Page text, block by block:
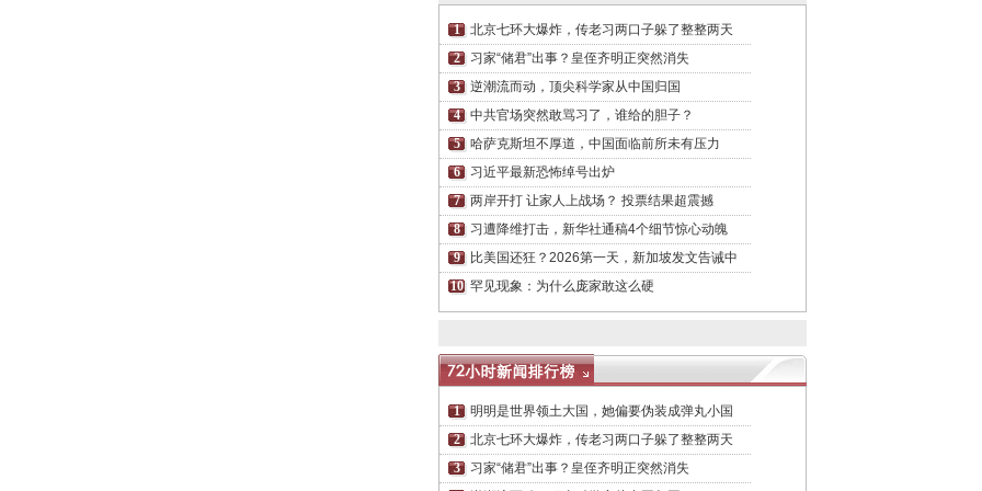
北京七环大爆炸，传老习两口子躲了整整两天
习家“储君”出事？皇侄齐明正突然消失
逆潮流而动，顶尖科学家从中国归国
中共官场突然敢骂习了，谁给的胆子？
哈萨克斯坦不厚道，中国面临前所未有压力
习近平最新恐怖绰号出炉
两岸开打 让家人上战场？ 投票结果超震撼
习遭降维打击，新华社通稿4个细节惊心动魄
比美国还狂？2026第一天，新加坡发文告诫中
罕见现象：为什么庞家敢这么硬
明明是世界领土大国，她偏要伪装成弹丸小国
北京七环大爆炸，传老习两口子躲了整整两天
习家“储君”出事？皇侄齐明正突然消失